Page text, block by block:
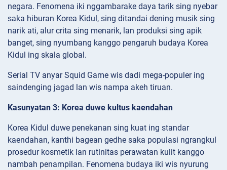
negara. Fenomena iki nggambarake daya tarik sing nyebar
saka hiburan Korea Kidul, sing ditandai dening musik sing
narik ati, alur crita sing menarik, lan produksi sing apik
banget, sing nyumbang kanggo pengaruh budaya Korea
Kidul ing skala global.
Serial TV anyar Squid Game wis dadi mega-populer ing
saindenging jagad lan wis nampa akeh tiruan.
Kasunyatan 3: Korea duwe kultus kaendahan
Korea Kidul duwe penekanan sing kuat ing standar
kaendahan, kanthi bagean gedhe saka populasi ngrangkul
prosedur kosmetik lan rutinitas perawatan kulit kanggo
nambah penampilan. Fenomena budaya iki wis nyurung